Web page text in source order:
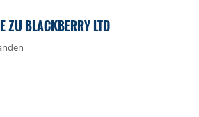
ZU BLACKBERRY LTD